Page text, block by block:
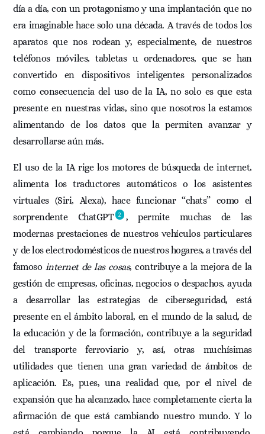
día a día, con un protagonismo y una implantación que no
era imaginable hace solo una década. A través de todos los
aparatos que nos rodean y, especialmente, de nuestros
teléfonos móviles, tabletas u ordenadores, que se han
convertido en dispositivos inteligentes personalizados
como consecuencia del uso de la IA, no solo es que esta
presente en nuestras vidas, sino que nosotros la estamos
alimentando de los datos que la permiten avanzar y
desarrollarse aún más.
El uso de la IA rige los motores de búsqueda de internet,
alimenta los traductores automáticos o los asistentes
virtuales (Siri, Alexa), hace funcionar “chats” como el
sorprendente ChatGPT
2
, permite muchas de las
modernas prestaciones de nuestros vehículos particulares
y de los electrodomésticos de nuestros hogares, a través del
famoso internet de las cosas, contribuye a la mejora de la
gestión de empresas, oficinas, negocios o despachos, ayuda
a desarrollar las estrategias de ciberseguridad, está
presente en el ámbito laboral, en el mundo de la salud, de
la educación y de la formación, contribuye a la seguridad
del transporte ferroviario y, así, otras muchísimas
utilidades que tienen una gran variedad de ámbitos de
aplicación. Es, pues, una realidad que, por el nivel de
expansión que ha alcanzado, hace completamente cierta la
afirmación de que está cambiando nuestro mundo. Y lo